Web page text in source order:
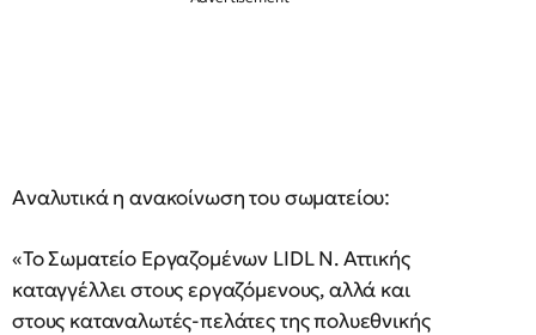
Αναλυτικά η ανακοίνωση του σωματείου:
«Το Σωματείο Εργαζομένων LIDL Ν. Αττικής
καταγγέλλει στους εργαζόμενους, αλλά και
στους καταναλωτές-πελάτες της πολυεθνικής